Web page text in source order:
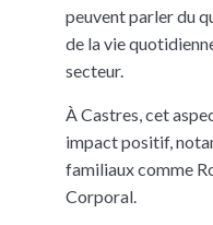
peuvent parler du
de la vie
secteur.
À Castres, cet
impact positif,
familiaux comme
Corporal.